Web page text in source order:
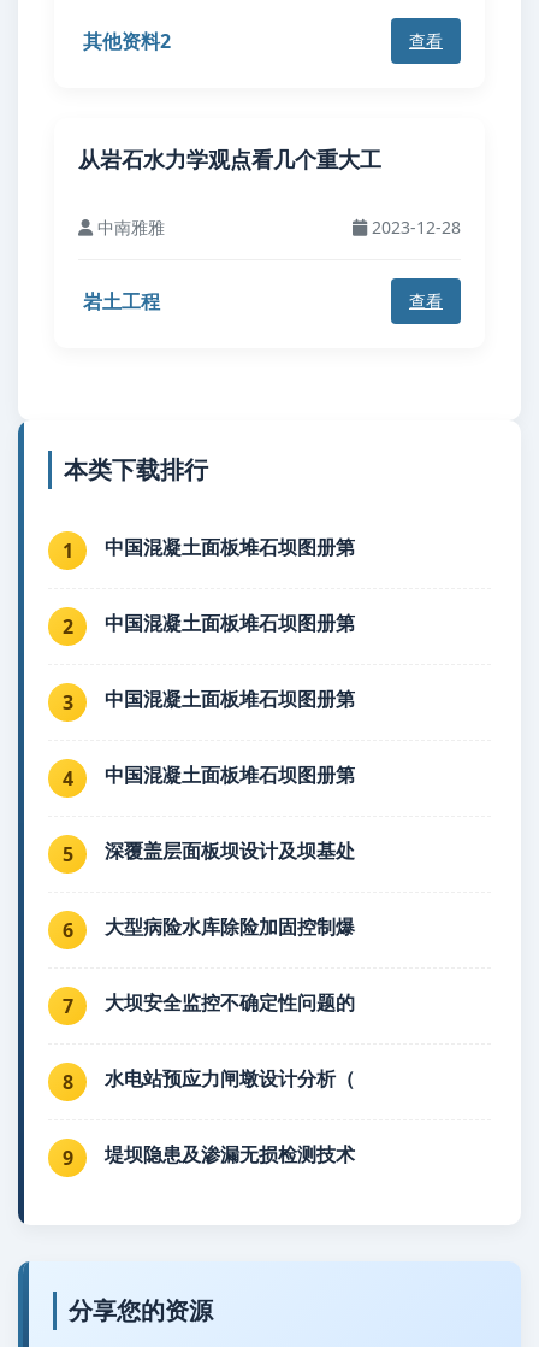
其他资料2 查看
从岩石水力学观点看几个重大工
中南雅雅 2023-12-28
岩土工程 查看
本类下载排行
1 中国混凝土面板堆石坝图册第
2 中国混凝土面板堆石坝图册第
3 中国混凝土面板堆石坝图册第
4 中国混凝土面板堆石坝图册第
5 深覆盖层面板坝设计及坝基处
6 大型病险水库除险加固控制爆
7 大坝安全监控不确定性问题的
8 水电站预应力闸墩设计分析（
9 堤坝隐患及渗漏无损检测技术
分享您的资源